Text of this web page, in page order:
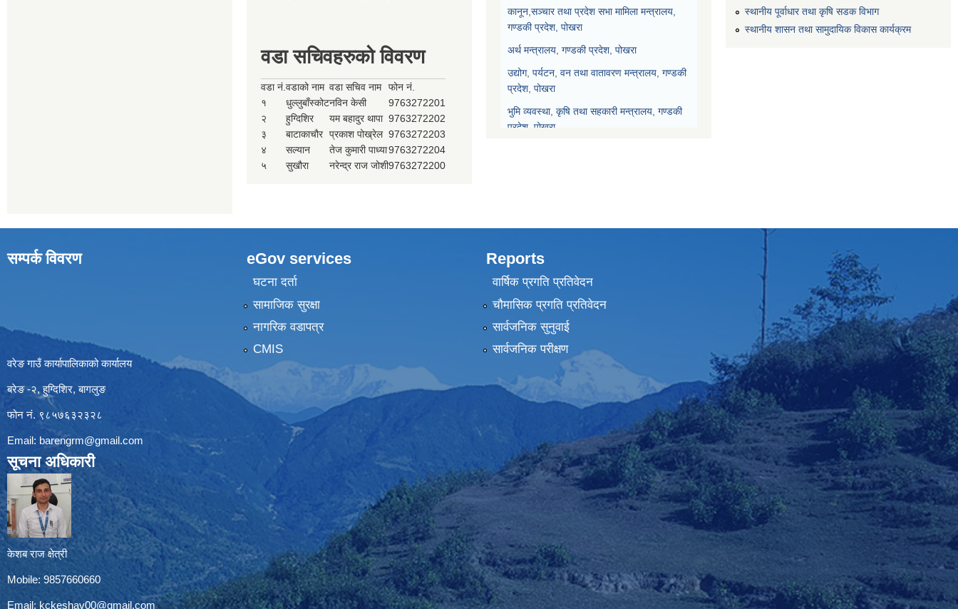
वडा सचिवहरुको विवरण
वडा नं. वडाको नाम वडा सचिव नाम
फोन नं.
१
धुल्लुबाँस्कोटनविन केसी
9763272201
२
हुग्दिशिर यम बहादुर थापा 9763272202
३
बाटाकाचौर प्रकाश पोख्रेल 9763272203
४
सल्यान तेज कुमारी पाध्या9763272204
५
सुखौरा नरेन्द्र राज जोशी9763272200
कानून,सञ्चार तथा प्रदेश सभा मामिला मन्त्रालय,
गण्डकी प्रदेश, पोखरा
अर्थ मन्त्रालय, गण्डकी प्रदेश, पोखरा
उद्योग, पर्यटन, वन तथा वातावरण मन्त्रालय, गण्डकी
प्रदेश, पोखरा
भुमि व्यवस्था, कृषि तथा सहकारी मन्त्रालय, गण्डकी
प्रदेश, पोखरा
स्थानीय पूर्वाधार तथा कृषि सडक विभाग
स्थानीय शासन तथा सामुदायिक विकास कार्यक्रम
सम्पर्क विवरण
वरेङ गाउँ कार्यापालिकाको कार्यालय
बरेङ -२, हुग्दिशिर, बागलुङ
फोन नं. ९८५७६३२३२८
Email: barengrm@gmail.com
सूचना अधिकारी
केशब राज क्षेत्री
Mobile: 9857660660
Email: kckeshav00@gmail.com
eGov services
घटना दर्ता
सामाजिक सुरक्षा
नागरिक वडापत्र
CMIS
Reports
वार्षिक प्रगति प्रतिवेदन
चौमासिक प्रगति प्रतिवेदन
सार्वजनिक सुनुवाई
सार्वजनिक परीक्षण